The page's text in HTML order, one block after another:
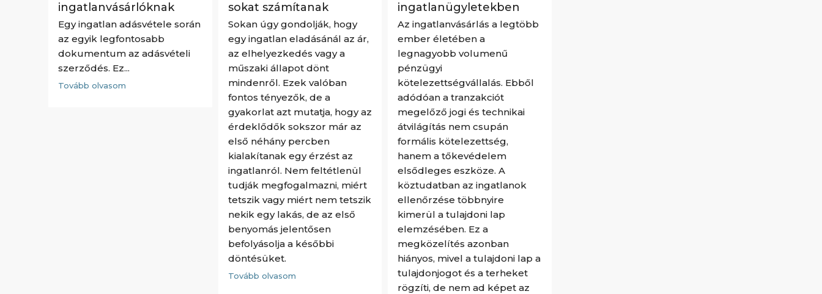
ingatlanvásárlóknak
Egy ingatlan adásvétele során
az egyik legfontosabb
dokumentum az adásvételi
szerződés. Ez...
Tovább olvasom
sokat számítanak
Sokan úgy gondolják, hogy
egy ingatlan eladásánál az ár,
az elhelyezkedés vagy a
műszaki állapot dönt
mindenről. Ezek valóban
fontos tényezők, de a
gyakorlat azt mutatja, hogy az
érdeklődők sokszor már az
első néhány percben
kialakítanak egy érzést az
ingatlanról. Nem feltétlenül
tudják megfogalmazni, miért
tetszik vagy miért nem tetszik
nekik egy lakás, de az első
benyomás jelentősen
befolyásolja a későbbi
döntésüket.
Tovább olvasom
ingatlanügyletekben
Az ingatlanvásárlás a legtöbb
ember életében a
legnagyobb volumenű
pénzügyi
kötelezettségvállalás. Ebből
adódóan a tranzakciót
megelőző jogi és technikai
átvilágítás nem csupán
formális kötelezettség,
hanem a tőkevédelem
elsődleges eszköze. A
köztudatban az ingatlanok
ellenőrzése többnyire
kimerül a tulajdoni lap
elemzésében. Ez a
megközelítés azonban
hiányos, mivel a tulajdoni lap a
tulajdonjogot és a terheket
rögzíti, de nem ad képet az